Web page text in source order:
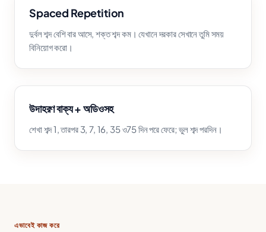
Spaced Repetition
দুর্বল শব্দ বেশি বার আসে, শক্ত শব্দ কম। যেখানে দরকার সেখানে তুমি সময়
বিনিয়োগ করো।
উদাহরণ বাক্য + অডিওসহ
শেখা শব্দ 1, তারপর 3, 7, 16, 35 ও75 দিন পরে ফেরে; ভুল শব্দ পরদিন।
এভাবেই কাজ করে